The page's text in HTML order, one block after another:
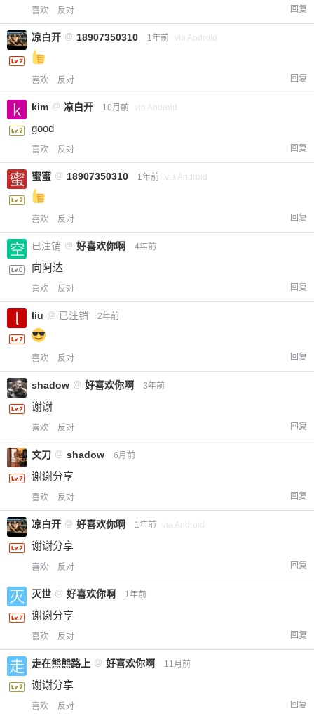
喜欢 反对 回复
凉白开 @ 18907350310 1年前 via Android
喜欢 反对 回复
kim @ 凉白开 10月前 via Android
good
喜欢 反对 回复
蜜蜜 @ 18907350310 1年前 via Android
喜欢 反对 回复
已注销 @ 好喜欢你啊 4年前
向阿达
喜欢 反对 回复
liu @ 已注销 2年前
喜欢 反对 回复
shadow @ 好喜欢你啊 3年前
谢谢
喜欢 反对 回复
文刀 @ shadow 6月前
谢谢分享
喜欢 反对 回复
凉白开 @ 好喜欢你啊 1年前 via Android
谢谢分享
喜欢 反对 回复
灭世 @ 好喜欢你啊 1年前
谢谢分享
喜欢 反对 回复
走在熊熊路上 @ 好喜欢你啊 11月前
谢谢分享
喜欢 反对 回复